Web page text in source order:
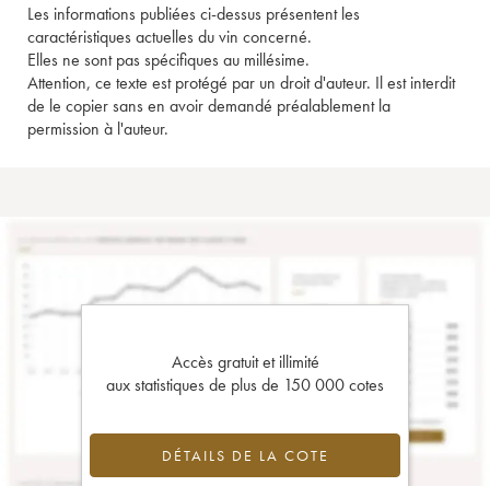
Les informations publiées ci-dessus présentent les
caractéristiques actuelles du vin concerné.
Elles ne sont pas spécifiques au millésime.
Attention, ce texte est protégé par un droit d'auteur. Il est interdit
de le copier sans en avoir demandé préalablement la
permission à l'auteur.
Accès gratuit et illimité
aux statistiques de plus de 150 000 cotes
DÉTAILS DE LA COTE